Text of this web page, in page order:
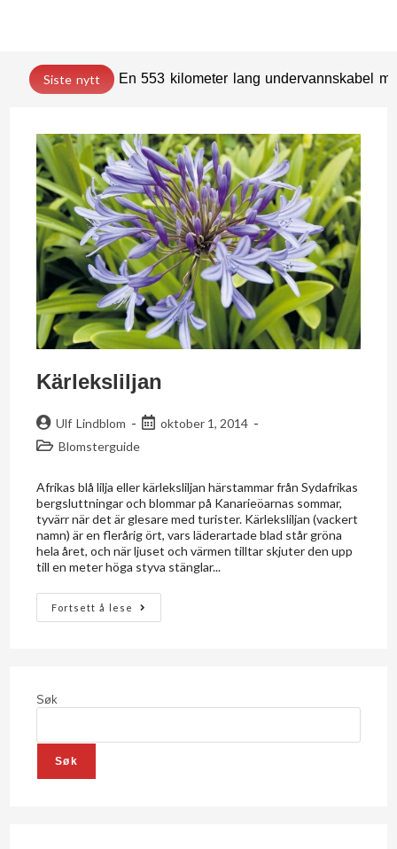
Siste nytt En 553 kilometer lang undervannskabel
Kärleksliljan
Ulf Lindblom
oktober 1, 2014
Blomsterguide
Afrikas blå lilja eller kärleksliljan härstammar från Sydafrikas
bergsluttningar och blommar på Kanarieöarnas sommar,
tyvärr när det är glesare med turister. Kärleksliljan (vackert
namn) är en flerårig ört, vars läderartade blad står gröna
hela året, och när ljuset och värmen tilltar skjuter den upp
till en meter höga styva stänglar...
Fortsett å lese
Søk
Søk